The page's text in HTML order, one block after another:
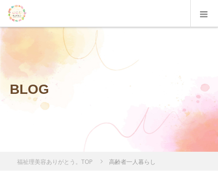
BLOG
福祉理美容ありがとう。TOP 高齢者一人暮らし